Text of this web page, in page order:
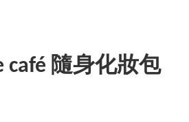
café 隨身化妝包